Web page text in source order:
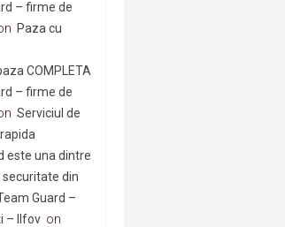
– firme de
Paza cu
COMPLETA
– firme de
Serviciul de
este una dintre
din
Guard –
– Ilfov on